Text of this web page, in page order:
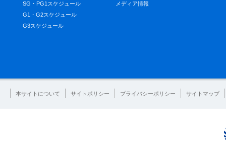
SG・PG1スケジュール
G1・G2スケジュール
G3スケジュール
メディア情報
本サイトについて サイトポリシー プライバシーポリシー サイトマップ